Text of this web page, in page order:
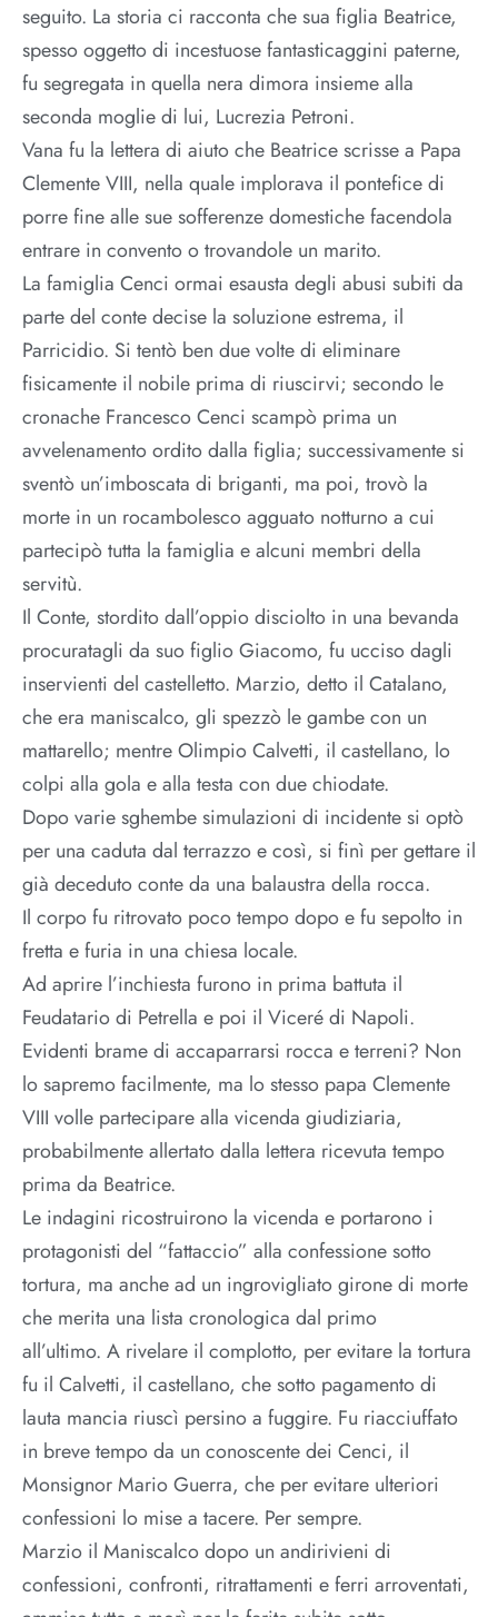
seguito. La storia ci racconta che sua figlia Beatrice,
spesso oggetto di incestuose fantasticaggini paterne,
fu segregata in quella nera dimora insieme alla
seconda moglie di lui, Lucrezia Petroni.
Vana fu la lettera di aiuto che Beatrice scrisse a Papa
Clemente VIII, nella quale implorava il pontefice di
porre fine alle sue sofferenze domestiche facendola
entrare in convento o trovandole un marito.
La famiglia Cenci ormai esausta degli abusi subiti da
parte del conte decise la soluzione estrema, il
Parricidio. Si tentò ben due volte di eliminare
fisicamente il nobile prima di riuscirvi; secondo le
cronache Francesco Cenci scampò prima un
avvelenamento ordito dalla figlia; successivamente si
sventò un’imboscata di briganti, ma poi, trovò la
morte in un rocambolesco agguato notturno a cui
partecipò tutta la famiglia e alcuni membri della
servitù.
Il Conte, stordito dall’oppio disciolto in una bevanda
procuratagli da suo figlio Giacomo, fu ucciso dagli
inservienti del castelletto. Marzio, detto il Catalano,
che era maniscalco, gli spezzò le gambe con un
mattarello; mentre Olimpio Calvetti, il castellano, lo
colpi alla gola e alla testa con due chiodate.
Dopo varie sghembe simulazioni di incidente si optò
per una caduta dal terrazzo e così, si finì per gettare il
già deceduto conte da una balaustra della rocca.
Il corpo fu ritrovato poco tempo dopo e fu sepolto in
fretta e furia in una chiesa locale.
Ad aprire l’inchiesta furono in prima battuta il
Feudatario di Petrella e poi il Viceré di Napoli.
Evidenti brame di accaparrarsi rocca e terreni? Non
lo sapremo facilmente, ma lo stesso papa Clemente
VIII volle partecipare alla vicenda giudiziaria,
probabilmente allertato dalla lettera ricevuta tempo
prima da Beatrice.
Le indagini ricostruirono la vicenda e portarono i
protagonisti del “fattaccio” alla confessione sotto
tortura, ma anche ad un ingrovigliato girone di morte
che merita una lista cronologica dal primo
all’ultimo. A rivelare il complotto, per evitare la tortura
fu il Calvetti, il castellano, che sotto pagamento di
lauta mancia riuscì persino a fuggire. Fu riacciuffato
in breve tempo da un conoscente dei Cenci, il
Monsignor Mario Guerra, che per evitare ulteriori
confessioni lo mise a tacere. Per sempre.
Marzio il Maniscalco dopo un andirivieni di
confessioni, confronti, ritrattamenti e ferri arroventati,